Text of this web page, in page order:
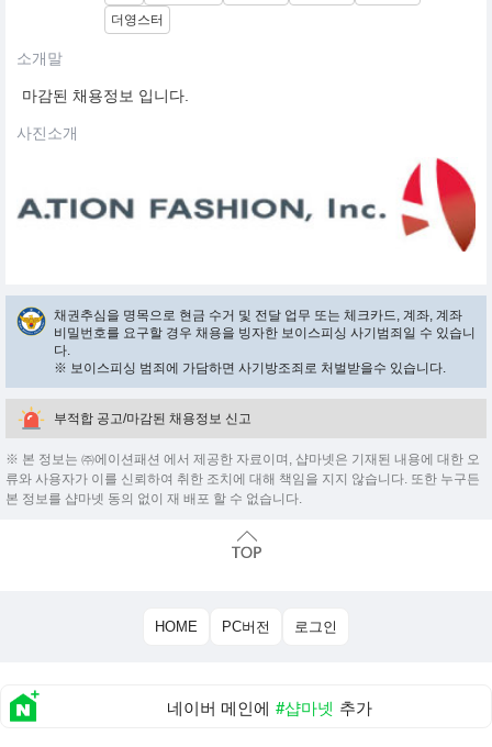
더영스터
소개말
마감된 채용정보 입니다.
사진소개
채권추심을 명목으로 현금 수거 및 전달 업무 또는 체크카드, 계좌, 계좌
비밀번호를 요구할 경우 채용을 빙자한 보이스피싱 사기범죄일 수 있습니
다.
※ 보이스피싱 범죄에 가담하면 사기방조죄로 처벌받을수 있습니다.
부적합 공고/마감된 채용정보 신고
※ 본 정보는 ㈜에이션패션 에서 제공한 자료이며, 샵마넷은 기재된 내용에 대한 오
류와 사용자가 이를 신뢰하여 취한 조치에 대해 책임을 지지 않습니다. 또한 누구든
본 정보를 샵마넷 동의 없이 재 배포 할 수 없습니다.
HOME PC버전 로그인
네이버 메인에 #샵마넷 추가